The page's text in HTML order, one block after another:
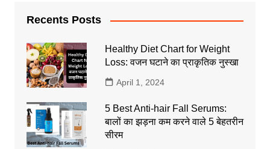
Recents Posts
Healthy Diet Chart for Weight
Loss: वजन घटाने का प्राकृतिक नुस्खा
April 1, 2024
5 Best Anti-hair Fall Serums:
बालों का झड़ना कम करने वाले 5 बेहतरीन
सीरम